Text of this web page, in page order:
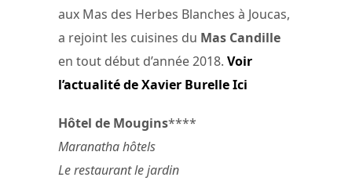
aux Mas des Herbes Blanches à Joucas,
a rejoint les cuisines du Mas Candille
en tout début d’année 2018. Voir
l’actualité de Xavier Burelle Ici
Hôtel de Mougins****
Maranatha hôtels
Le restaurant le jardin